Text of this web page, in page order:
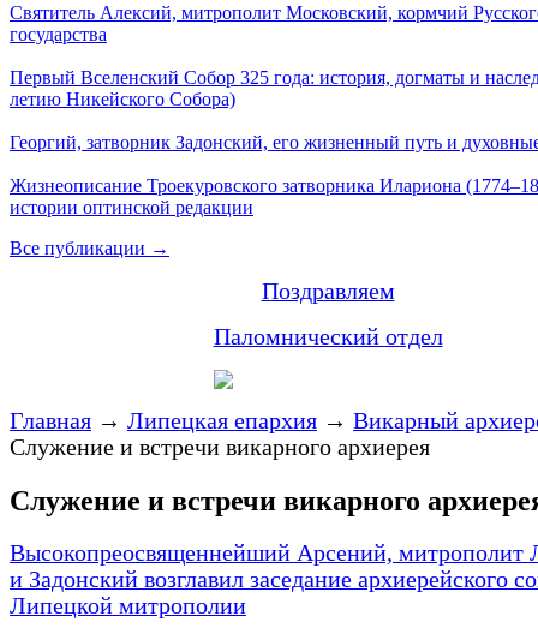
Святитель Алексий, митрополит Московский, кормчий
государства
Первый Вселенский Собор 325 года: история, догматы и
летию Никейского Собора)
Георгий, затворник Задонский, его жизненный путь и
Жизнеописание Троекуровского затворника Илариона
истории оптинской редакции
Все публикации →
Поздравляем
Паломнический отдел
Главная → Липецкая епархия → Викарный
Служение и встречи викарного архиерея
Служение и встречи викарного
Высокопреосвященнейший Арсений, митрополит
и Задонский возглавил заседание архиерейского
Липецкой митрополии